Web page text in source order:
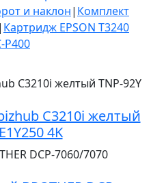
и наклон| Комплект
| Картридж EPSON T3240
P400
C3210i желтый
4K